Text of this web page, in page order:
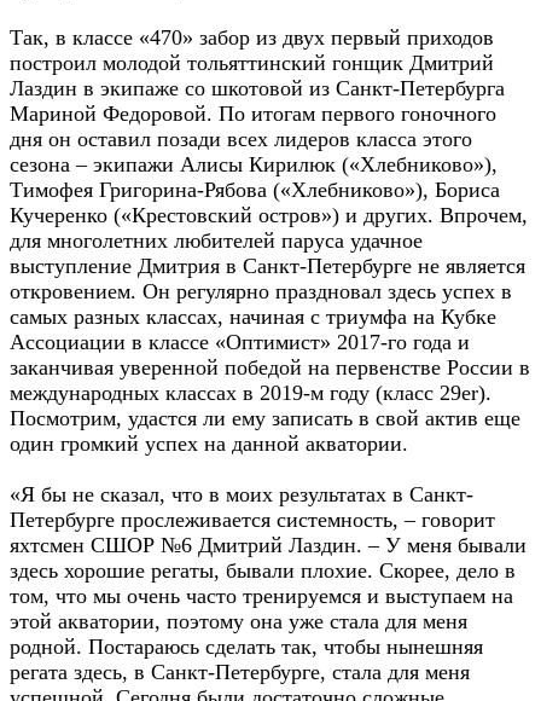
Так, в классе «470» забор из двух первый приходов
построил молодой тольяттинский гонщик Дмитрий
Лаздин в экипаже со шкотовой из Санкт-Петербурга
Мариной Федоровой. По итогам первого гоночного
дня он оставил позади всех лидеров класса этого
сезона – экипажи Алисы Кирилюк («Хлебниково»),
Тимофея Григорина-Рябова («Хлебниково»), Бориса
Кучеренко («Крестовский остров») и других. Впрочем,
для многолетних любителей паруса удачное
выступление Дмитрия в Санкт-Петербурге не является
откровением. Он регулярно праздновал здесь успех в
самых разных классах, начиная с триумфа на Кубке
Ассоциации в классе «Оптимист» 2017-го года и
заканчивая уверенной победой на первенстве России в
международных классах в 2019-м году (класс 29er).
Посмотрим, удастся ли ему записать в свой актив еще
один громкий успех на данной акватории.
«Я бы не сказал, что в моих результатах в Санкт-
Петербурге прослеживается системность, – говорит
яхтсмен СШОР №6 Дмитрий Лаздин. – У меня бывали
здесь хорошие регаты, бывали плохие. Скорее, дело в
том, что мы очень часто тренируемся и выступаем на
этой акватории, поэтому она уже стала для меня
родной. Постараюсь сделать так, чтобы нынешняя
регата здесь, в Санкт-Петербурге, стала для меня